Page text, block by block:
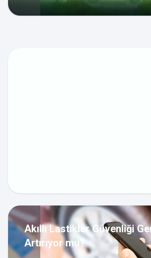
Akıllı Lastikler Güvenliği
Artırıyor mu?